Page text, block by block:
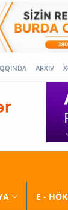
ARXİV
E -